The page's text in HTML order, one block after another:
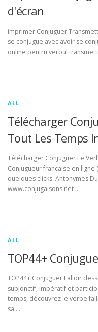
d'écran
imprimer Conjuguer
se conjugue avec avoir se
online pentru verbul
ALL
Télécharger
Tout Les Temps
Télécharger Conjuguer Le
Conjugueur française en ligne
quelques clicks. Antonymes
www.conjugaisons.net …
ALL
TOP44+
TOP44+ Conjuguer Falloir
subjonctif, impératif et
temps, découvrez le verbe
sa …